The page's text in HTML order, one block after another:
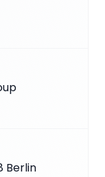
Berlin